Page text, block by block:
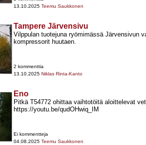
13.10.2025 Teemu Saukkonen
Tampere Järvensivu
Vilppulan tuotejuna ryömimässä Järvensivun
kompressorit huutaen.
2 kommenttia
13.10.2025 Niklas Rinta-Kanto
Eno
Pitkä T54772 ohittaa vaihtotöitä aloittelevat
https://youtu.be/qudOHwiq_IM
Ei kommentteja
04.08.2025 Teemu Saukkonen